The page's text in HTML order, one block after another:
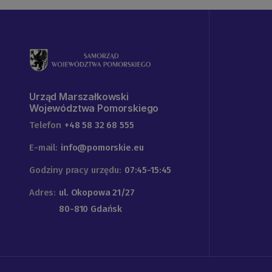
Urząd Marszałkowski
Województwa Pomorskiego
Telefon +48 58 32 68 555
E-mail: info@pomorskie.eu
Godziny pracy urzędu: 07:45-15:45
Adres: ul. Okopowa 21/27
80-810 Gdańsk